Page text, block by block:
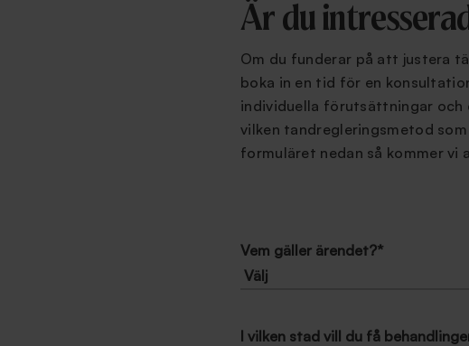
Är du
Om du funderar på att justera
boka in en tid för en
individuella förutsättningar och
vilken tandregleringsmetod
formuläret nedan så kommer
Vem gäller ärendet?*
I vilken stad vill du få